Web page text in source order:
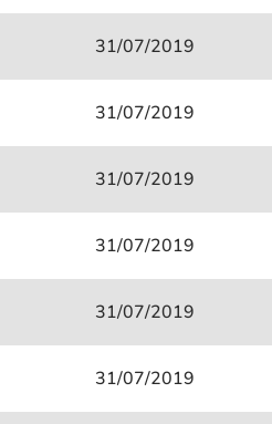
31/07/2019
31/07/2019
31/07/2019
31/07/2019
31/07/2019
31/07/2019